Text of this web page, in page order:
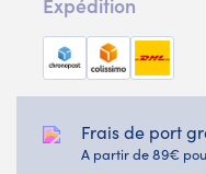
Frais de port
A partir de 89€